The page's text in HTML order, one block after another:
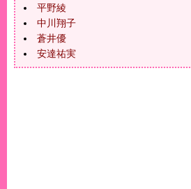
平野綾
中川翔子
蒼井優
安達祐実